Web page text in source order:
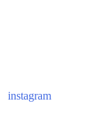
instagram